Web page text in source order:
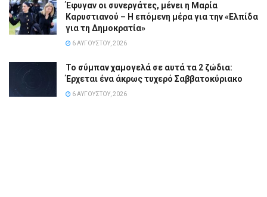
Έφυγαν οι συνεργάτες, μένει η Μαρία
Καρυστιανού – Η επόμενη μέρα για την «Ελπίδα
για τη Δημοκρατία»
6 ΑΥΓΟΎΣΤΟΥ, 2026
Το σύμπαν χαμογελά σε αυτά τα 2 ζώδια:
Έρχεται ένα άκρως τυχερό Σαββατοκύριακο
6 ΑΥΓΟΎΣΤΟΥ, 2026